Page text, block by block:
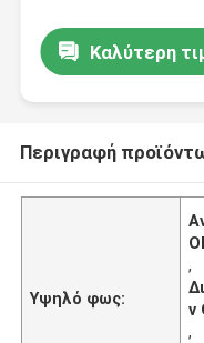
Καλύτερη
Περιγραφή
Υψηλό φως:
,
ν
,